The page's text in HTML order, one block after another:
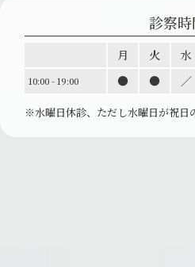
診察時
月 火 水
10:00 - 19:00 ● ● ／
※水曜日休診、ただし水曜日が祝日